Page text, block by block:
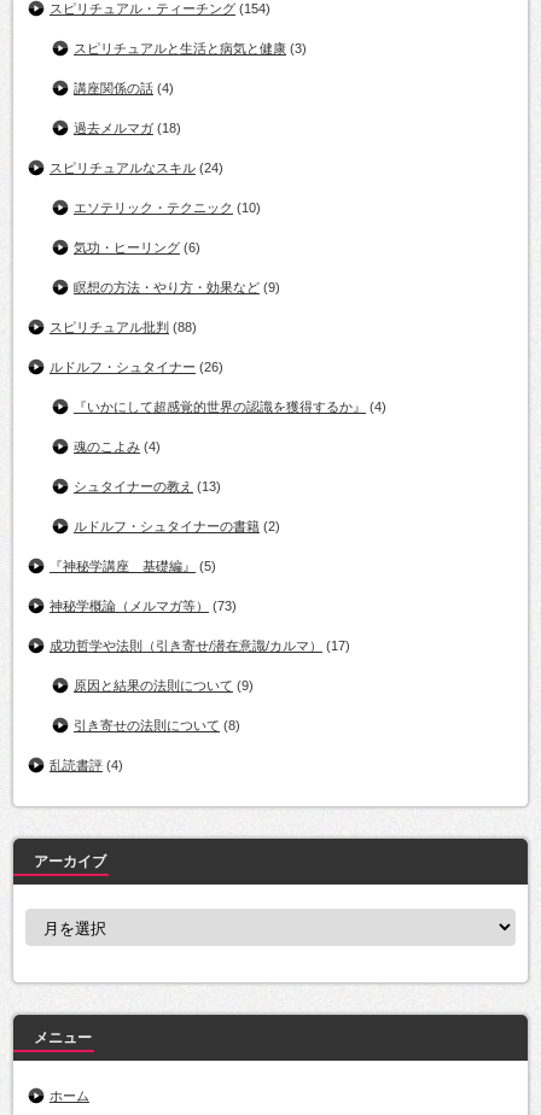
スピリチュアル・ティーチング (154)
スピリチュアルと生活と病気と健康 (3)
講座関係の話 (4)
過去メルマガ (18)
スピリチュアルなスキル (24)
エソテリック・テクニック (10)
気功・ヒーリング (6)
瞑想の方法・やり方・効果など (9)
スピリチュアル批判 (88)
ルドルフ・シュタイナー (26)
『いかにして超感覚的世界の認識を獲得するか』 (4)
魂のこよみ (4)
シュタイナーの教え (13)
ルドルフ・シュタイナーの書籍 (2)
『神秘学講座 基礎編』 (5)
神秘学概論（メルマガ等） (73)
成功哲学や法則（引き寄せ/潜在意識/カルマ） (17)
原因と結果の法則について (9)
引き寄せの法則について (8)
乱読書評 (4)
アーカイブ
ア
ブ
メニュー
ホーム